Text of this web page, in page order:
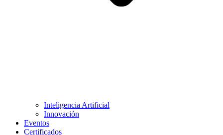
Inteligencia Artificial
Innovación
Eventos
Certificados